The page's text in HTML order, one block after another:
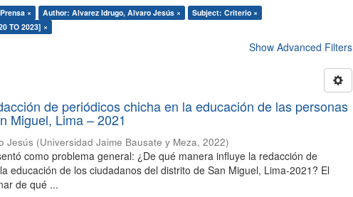
× Author: Alvarez Idrugo, Alvaro Jesús ×
Subject: Criterio ×
TO 2023] ×
Show Advanced Filters
de periódicos chicha en la educación de las personas
Miguel, Lima – 2021
Jesús (Universidad Jaime Bausate y Meza,2022)
como problema general: ¿De qué manera influye la redacción de
educación de los ciudadanos del distrito de San Miguel, Lima-2021? El
de qué ...